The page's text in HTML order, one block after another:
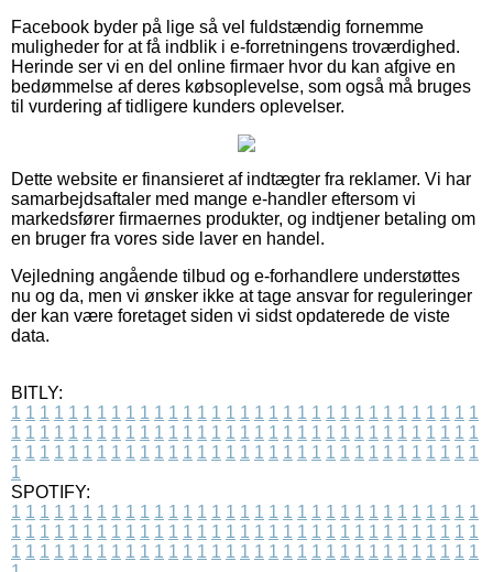
Facebook byder på lige så vel fuldstændig fornemme
muligheder for at få indblik i e-forretningens troværdighed.
Herinde ser vi en del online firmaer hvor du kan afgive en
bedømmelse af deres købsoplevelse, som også må bruges
til vurdering af tidligere kunders oplevelser.
Dette website er finansieret af indtægter fra reklamer. Vi har
samarbejdsaftaler med mange e-handler eftersom vi
markedsfører firmaernes produkter, og indtjener betaling om
en bruger fra vores side laver en handel.
Vejledning angående tilbud og e-forhandlere understøttes
nu og da, men vi ønsker ikke at tage ansvar for reguleringer
der kan være foretaget siden vi sidst opdaterede de viste
data.
BITLY:
1 1 1 1 1 1 1 1 1 1 1 1 1 1 1 1 1 1 1 1 1 1 1 1 1 1 1 1 1 1 1 1 1
1 1 1 1 1 1 1 1 1 1 1 1 1 1 1 1 1 1 1 1 1 1 1 1 1 1 1 1 1 1 1 1 1
1 1 1 1 1 1 1 1 1 1 1 1 1 1 1 1 1 1 1 1 1 1 1 1 1 1 1 1 1 1 1 1 1
1
SPOTIFY:
1 1 1 1 1 1 1 1 1 1 1 1 1 1 1 1 1 1 1 1 1 1 1 1 1 1 1 1 1 1 1 1 1
1 1 1 1 1 1 1 1 1 1 1 1 1 1 1 1 1 1 1 1 1 1 1 1 1 1 1 1 1 1 1 1 1
1 1 1 1 1 1 1 1 1 1 1 1 1 1 1 1 1 1 1 1 1 1 1 1 1 1 1 1 1 1 1 1 1